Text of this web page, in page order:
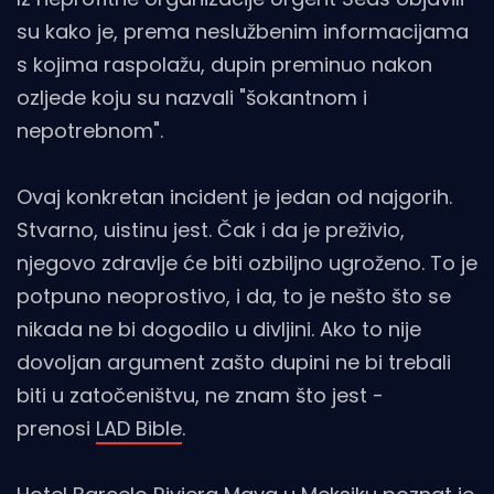
su kako je, prema neslužbenim informacijama
s kojima raspolažu, dupin preminuo nakon
ozljede koju su nazvali "šokantnom i
nepotrebnom".
Ovaj konkretan incident je jedan od najgorih.
Stvarno, uistinu jest. Čak i da je preživio,
njegovo zdravlje će biti ozbiljno ugroženo. To je
potpuno neoprostivo, i da, to je nešto što se
nikada ne bi dogodilo u divljini. Ako to nije
dovoljan argument zašto dupini ne bi trebali
biti u zatočeništvu, ne znam što jest -
prenosi LAD Bible.